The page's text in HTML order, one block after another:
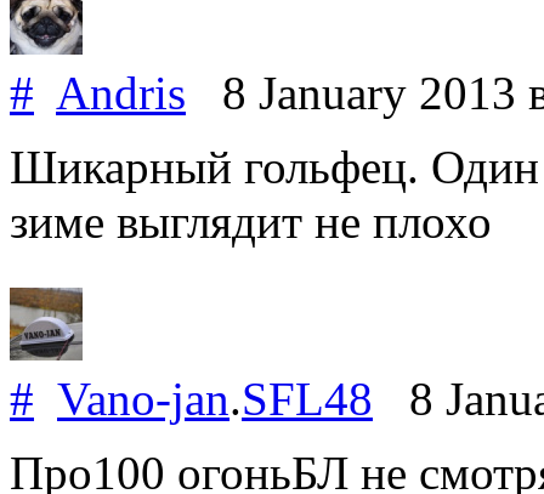
# Andris 8 January 2013
Шикарный гольфец. Один
зиме выглядит не плохо
# Vano-jan.SFL48 8
Про100 огоньБЛ не